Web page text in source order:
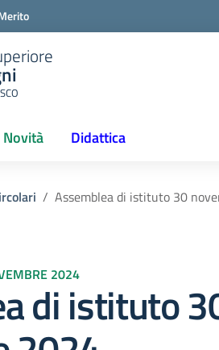
Novità
(current) Didattica
Assemblea di istituto 30
2024
di istituto